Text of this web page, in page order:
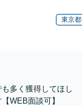
東京都
多く獲得してほし
WEB面談可】